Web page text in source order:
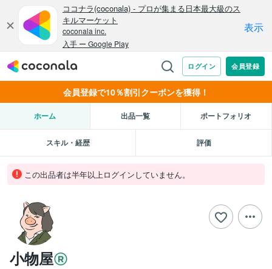
会員登録で10％割引クーポンを獲得！
ホーム 出品一覧 ポートフォリオ
スキル・経歴 評価
この出品者は半年以上ログインしていません。
小物屋